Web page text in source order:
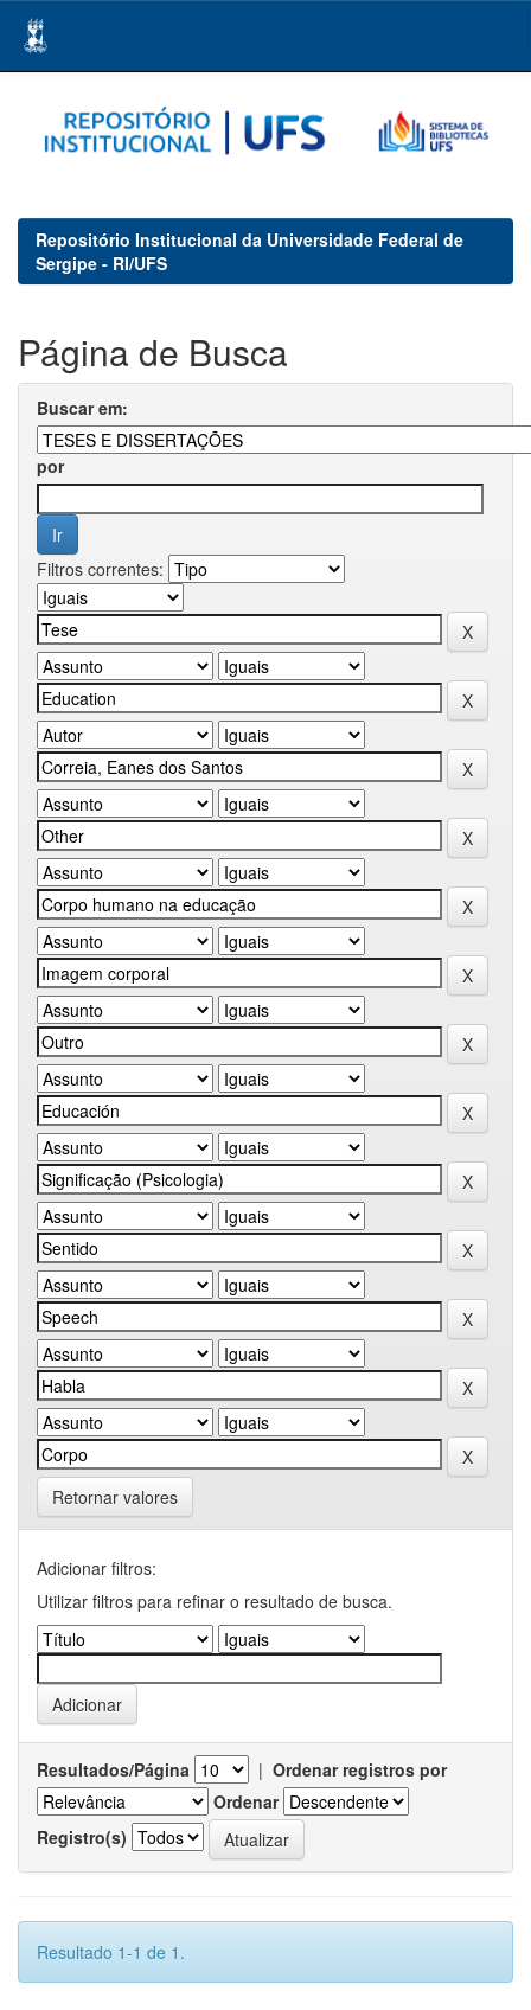
navigation
Repositório Institucional da Universidade Federal de
Sergipe - RI/UFS
Página de Busca
Buscar em:
por
Filtros correntes:
Retornar valores
Adicionar filtros:
Utilizar filtros para refinar o resultado de busca.
Resultados/Página | Ordenar registros por
Ordenar
Registro(s)
Resultado 1-1 de 1.